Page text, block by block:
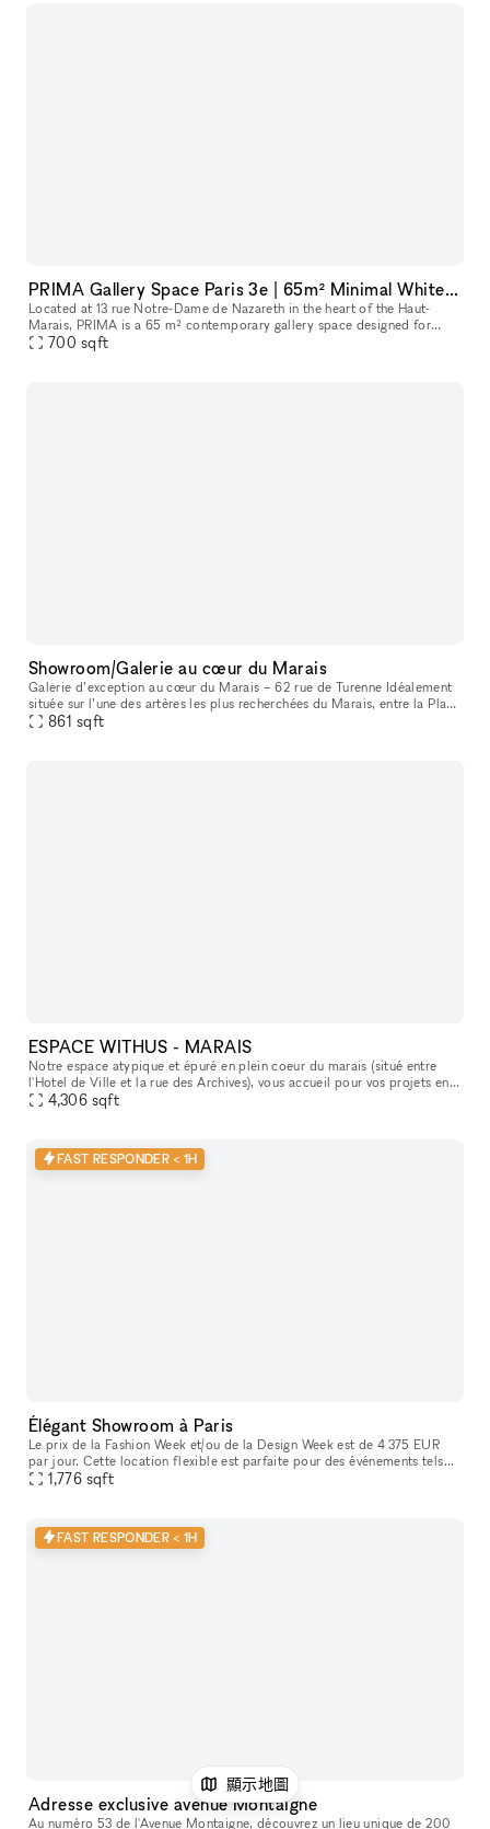
PRIMA Gallery Space Paris 3e | 65m² Minimal White Cube in Haut-Marais
Located at 13 rue Notre-Dame de Nazareth in the heart of the Haut-
Marais, PRIMA is a 65 m² contemporary gallery space designed for
exhibitions, pop-ups, showrooms, fashion presentations, castings, ev
700 sqft
Showroom/Galerie au cœur du Marais
Galerie d’exception au cœur du Marais – 62 rue de Turenne Idéalement
située sur l’une des artères les plus recherchées du Marais, entre la Place
des Vosges et la rue de Bretagne, la galerie bénéficie
861 sqft
ESPACE WITHUS - MARAIS
Notre espace atypique et épuré en plein coeur du marais (situé entre
l'Hotel de Ville et la rue des Archives), vous accueil pour vos projets en
tout genre : Shooting/tournage , défilé , showroom , pr
4,306 sqft
FAST RESPONDER < 1H
Élégant Showroom à Paris
Le prix de la Fashion Week et/ou de la Design Week est de 4 375 EUR
par jour. Cette location flexible est parfaite pour des événements tels
que des expositions d'art, offrant des services supplémenta
1,776 sqft
FAST RESPONDER < 1H
Adresse exclusive avenue Montaigne
Au numéro 53 de l'Avenue Montaigne, découvrez un lieu unique de 200
顯示地圖